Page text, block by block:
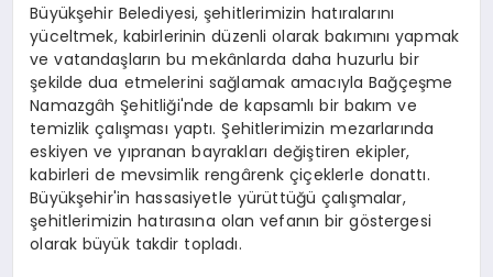
Büyükşehir Belediyesi, şehitlerimizin hatıralarını
yüceltmek, kabirlerinin düzenli olarak bakımını yapmak
ve vatandaşların bu mekânlarda daha huzurlu bir
şekilde dua etmelerini sağlamak amacıyla Bağçeşme
Namazgâh Şehitliği'nde de kapsamlı bir bakım ve
temizlik çalışması yaptı. Şehitlerimizin mezarlarında
eskiyen ve yıpranan bayrakları değiştiren ekipler,
kabirleri de mevsimlik rengârenk çiçeklerle donattı.
Büyükşehir'in hassasiyetle yürüttüğü çalışmalar,
şehitlerimizin hatırasına olan vefanın bir göstergesi
olarak büyük takdir topladı.